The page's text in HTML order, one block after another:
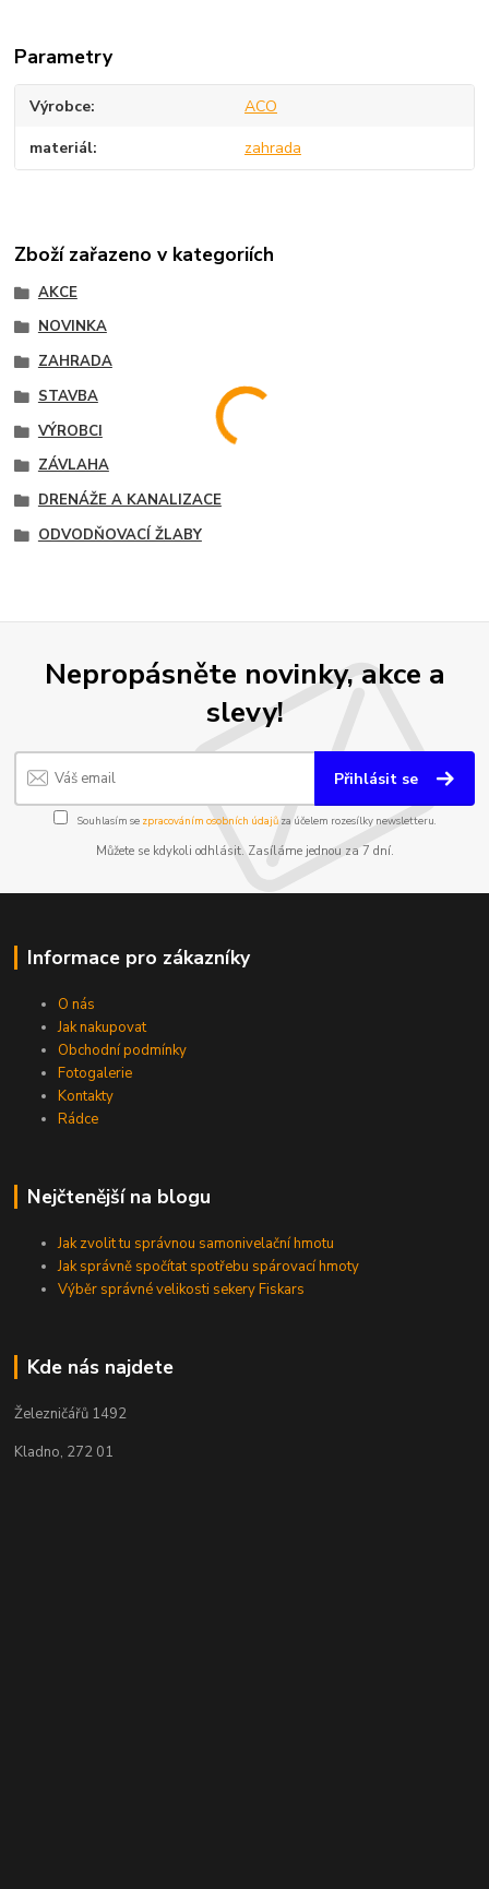
Parametry
Výrobce ACO
materiál zahrada
Zboží zařazeno v kategoriích
AKCE
NOVINKA
ZAHRADA
STAVBA
VÝROBCI
ZÁVLAHA
DRENÁŽE A KANALIZACE
ODVODŇOVACÍ ŽLABY
Nepropásněte novinky, akce a
slevy!
Přihlásit se
Souhlasím se zpracováním osobních údajůza účelem rozesílky newsletteru.
Můžete se kdykoli odhlásit. Zasíláme jednou za 7 dní.
Informace pro zákazníky
O nás
Jak nakupovat
Obchodní podmínky
Fotogalerie
Kontakty
Rádce
Nejčtenější na blogu
Jak zvolit tu správnou samonivelační hmotu
Jak správně spočítat spotřebu spárovací hmoty
Výběr správné velikosti sekery Fiskars
Kde nás najdete
Železničářů 1492
Kladno, 272 01